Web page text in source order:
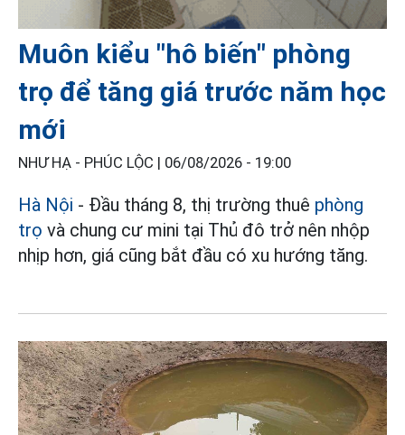
Muôn kiểu "hô biến" phòng
trọ để tăng giá trước năm học
mới
NHƯ HẠ - PHÚC LỘC | 06/08/2026 - 19:00
Hà Nội - Đầu tháng 8, thị trường thuê phòng
trọ và chung cư mini tại Thủ đô trở nên nhộp
nhịp hơn, giá cũng bắt đầu có xu hướng tăng.